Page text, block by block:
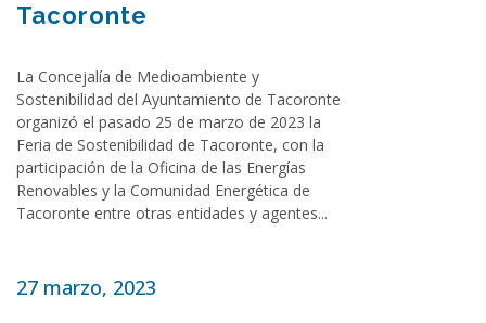
Tacoronte
La Concejalía de Medioambiente y
Sostenibilidad del Ayuntamiento de Tacoronte
organizó el pasado 25 de marzo de 2023 la
Feria de Sostenibilidad de Tacoronte, con la
participación de la Oficina de las Energías
Renovables y la Comunidad Energética de
Tacoronte entre otras entidades y agentes...
27 marzo, 2023